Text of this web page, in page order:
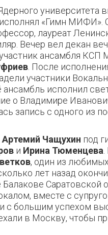
университета
«Гимн МИФИ».
лауреат
Вечер вел декан
ансамбля КСП
. После
участники
ансамбль исполнил
о Владимире
запись с одного из
Артемий Чащухин под
и Ирина Тюменцева
, один из
лет назад
Саратовской
вместе с
с большим успехом
в Москву, чтобы